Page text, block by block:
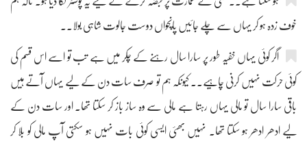
خوف زدہ ہو کر یہاں سے چلے جائیں پانچواں دوست جالوت شاہی بولا۔۔
اگر کوئی یہاں خفیہ طور پر سارا سال رہنے کے چکر میں ہے تب تو اسے اس قسم کی
کوئی حرکت نہیں کرنی چاہیے۔۔ کیونکہ ہم تو صرف سات دن کے لیے یہاں آتے ہیں
باقی سارا سال تو مالی یہاں رہتا ہے مالی سے وہ ساز باز کر سکتا تھا۔ اور سات دن کے
لیے ادھر ادھر ہو سکتا تھا۔ نہیں بھئی ایسی کوئی بات نہیں ہو سکتی آپ مالی کو بلا کر